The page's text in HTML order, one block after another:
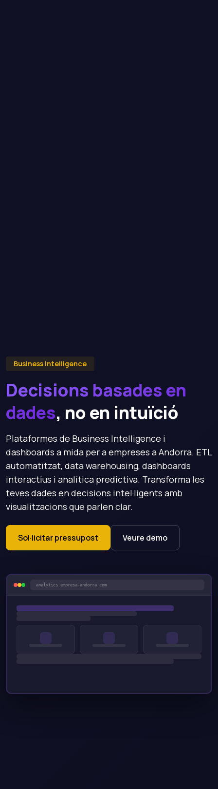
Business Intelligence
Decisions basades en
dades, no en intuïció
Plataformes de Business Intelligence i
dashboards a mida per a empreses a Andorra. ETL
automatitzat, data warehousing, dashboards
interactius i analítica predictiva. Transforma les
teves dades en decisions intel·ligents amb
visualitzacions que parlen clar.
Sol·licitar pressupost Veure demo
analytics.empresa-andorra.com